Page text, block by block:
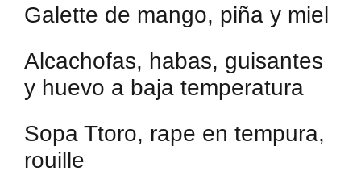
Galette de mango, piña y miel
Alcachofas, habas, guisantes
y huevo a baja temperatura
Sopa Ttoro, rape en tempura,
rouille